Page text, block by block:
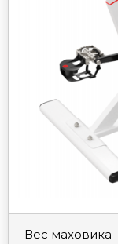
Вес маховика